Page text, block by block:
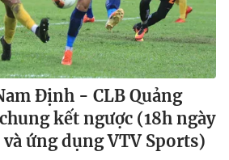
Định - CLB Quảng
kết ngược (18h ngày
ứng dụng VTV Sports)